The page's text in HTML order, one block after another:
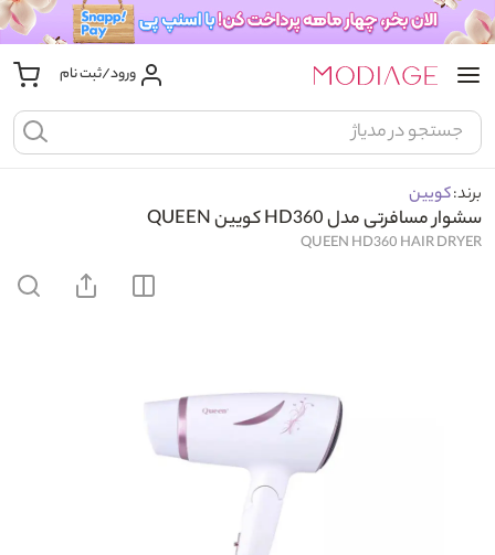
ورود/ثبت نام
برند:کویین
سشوار مسافرتی مدل HD360 کویین QUEEN
QUEEN HD360 HAIR DRYER